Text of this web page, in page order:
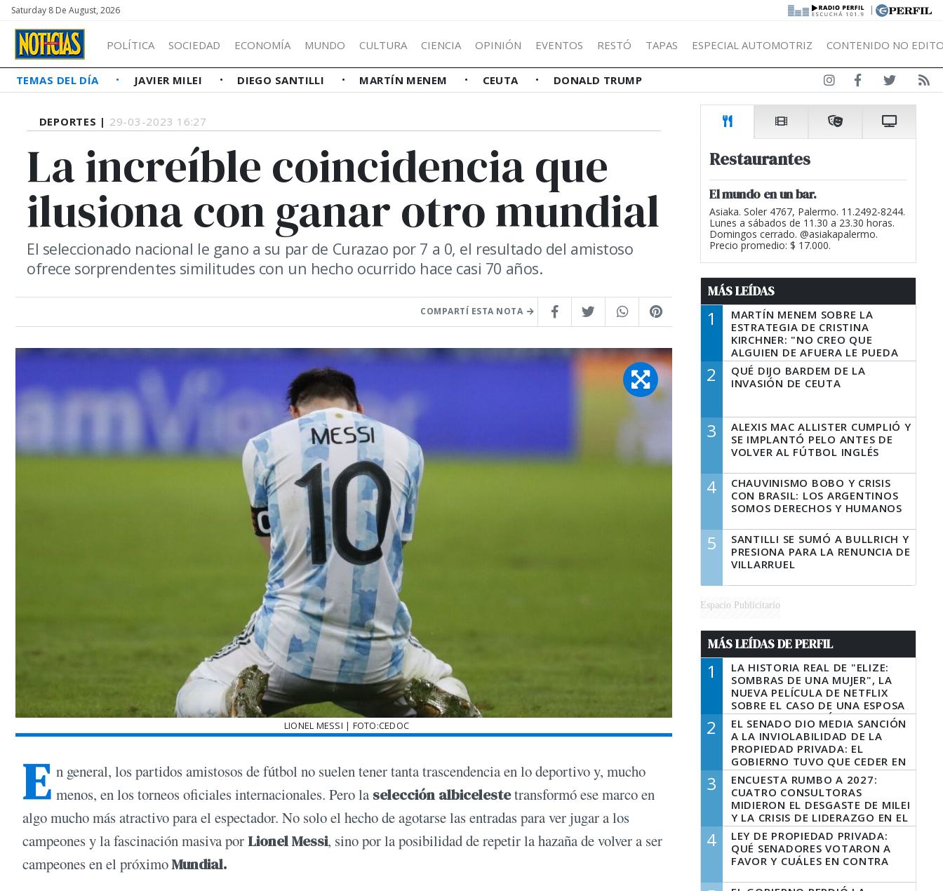
Saturday 8 De August, 2026 |
POLÍTICA SOCIEDAD ECONOMÍA MUNDO CULTURA CIENCIA OPINIÓN EVENTOS RESTÓ TAPAS ESPECIAL AUTOMOTRIZ CONTENIDO NO
TEMAS DEL DÍA JAVIER MILEI DIEGO SANTILLI MARTÍN MENEM CEUTA DONALD TRUMP
DEPORTES | 29-03-2023 16:27
La increíble coincidencia que
ilusiona con ganar otro mundial
El seleccionado nacional le gano a su par de Curazao por 7 a 0, el resultado del amistoso
ofrece sorprendentes similitudes con un hecho ocurrido hace casi 70 años.
COMPARTÍ ESTA NOTA
LIONEL MESSI | FOTO:CEDOC
E n general, los partidos amistosos de fútbol no suelen tener tanta trascendencia en lo deportivo y, mucho
menos, en los torneos oficiales internacionales. Pero la selección albicelestetransformó ese marco en
algo mucho más atractivo para el espectador. No solo el hecho de agotarse las entradas para ver jugar a los
campeones y la fascinación masiva por Lionel Messi, sino por la posibilidad de repetir la hazaña de volver a ser
campeones en el próximoMundial.
Restaurantes
El mundo en un bar.
Asiaka. Soler 4767, Palermo. 11.2492-8244.
Lunes a sábados de 11.30 a 23.30 horas.
Domingos cerrado. @asiakapalermo.
Precio promedio: $ 17.000.
MÁS LEÍDAS
1
MARTÍN MENEM SOBRE LA
ESTRATEGIA DE CRISTINA
KIRCHNER: "NO CREO QUE
ALGUIEN DE AFUERA LE PUEDA
DECIR A LA JUSTICIA LO QUE
TIENE QUE HACER"
2
QUÉ DIJO BARDEM DE LA
INVASIÓN DE CEUTA
3
ALEXIS MAC ALLISTER CUMPLIÓ Y
SE IMPLANTÓ PELO ANTES DE
VOLVER AL FÚTBOL INGLÉS
4
CHAUVINISMO BOBO Y CRISIS
CON BRASIL: LOS ARGENTINOS
SOMOS DERECHOS Y HUMANOS
5
SANTILLI SE SUMÓ A BULLRICH Y
PRESIONA PARA LA RENUNCIA DE
VILLARRUEL
Espacio Publicitario
MÁS LEÍDAS DE PERFIL
1
LA HISTORIA REAL DE "ELIZE:
SOMBRAS DE UNA MUJER", LA
NUEVA PELÍCULA DE NETFLIX
SOBRE EL CASO DE UNA ESPOSA
QUE DESCUARTIZÓ A SU
MARIDO
2
EL SENADO DIO MEDIA SANCIÓN
A LA INVIOLABILIDAD DE LA
PROPIEDAD PRIVADA: EL
GOBIERNO TUVO QUE CEDER EN
LA LEY DEL MANEJO DEL FUEGO
3
ENCUESTA RUMBO A 2027:
CUATRO CONSULTORAS
MIDIERON EL DESGASTE DE MILEI
Y LA CRISIS DE LIDERAZGO EN EL
PERONISMO
4
LEY DE PROPIEDAD PRIVADA:
QUÉ SENADORES VOTARON A
FAVOR Y CUÁLES EN CONTRA